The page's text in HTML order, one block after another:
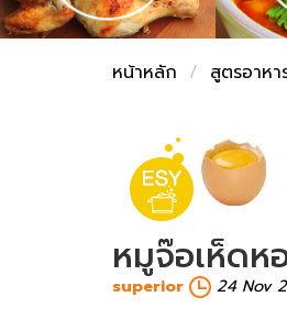
หน้าหลัก สูตรอาห
หมูจ๊อเห็ดห
superior 24 Nov